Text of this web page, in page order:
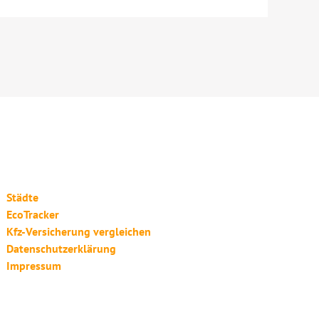
Städte
EcoTracker
Kfz-Versicherung vergleichen
Datenschutzerklärung
Impressum